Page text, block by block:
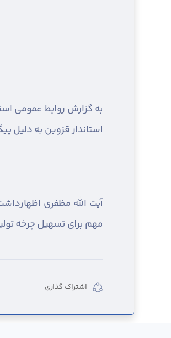
به گزارش روابط عمومی
استاندار قزوین به دلیل
آیت الله مظفری
مهم برای تسهیل چرخه
اشتراک گذاری